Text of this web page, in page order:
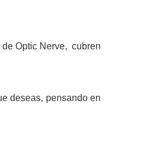
Optic Nerve, cubren
deseas, pensando en